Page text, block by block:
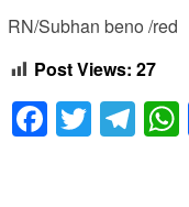
RN/Subhan beno /red
Post Views: 27